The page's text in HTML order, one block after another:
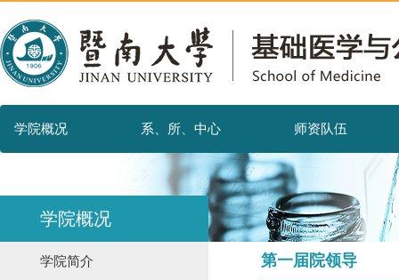
学院概况 系、所、中心 师资队伍
学院概况
学院简介 第一届院领导